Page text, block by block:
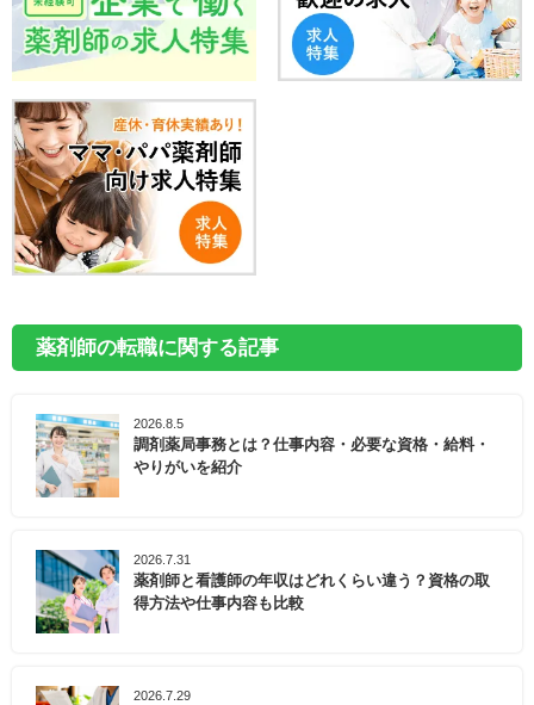
薬剤師の転職に関する記事
2026.8.5
調剤薬局事務とは？仕事内容・必要な資格・給料・
やりがいを紹介
2026.7.31
薬剤師と看護師の年収はどれくらい違う？資格の取
得方法や仕事内容も比較
2026.7.29